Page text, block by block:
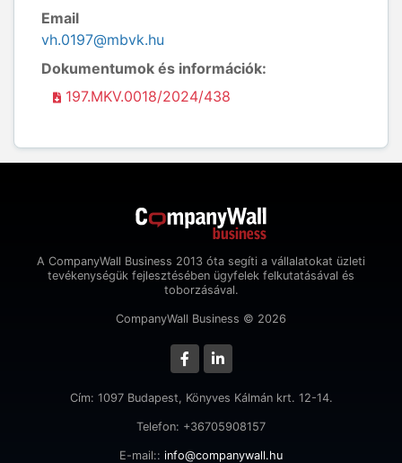
Email
vh.0197@mbvk.hu
Dokumentumok és információk:
197.MKV.0018/2024/438
A CompanyWall Business 2013 óta segíti a vállalatokat üzleti
tevékenységük fejlesztésében ügyfelek felkutatásával és
toborzásával.
CompanyWall Business © 2026
Cím: 1097 Budapest, Könyves Kálmán krt. 12-14.
Telefon: +36705908157
E-mail:: info@companywall.hu